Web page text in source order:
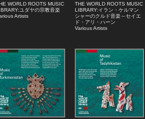
WORLD ROOTS MUSIC
ユダヤの宗教音楽
Artists
THE WORLD ROOTS MUSIC
LIBRARY:イラン・ケルマン
シャーのクルド音楽～セイエ
ド・アリ・ハーン
Various Artists